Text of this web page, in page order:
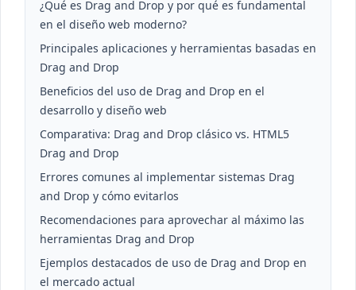
¿Qué es Drag and Drop y por qué es fundamental
en el diseño web moderno?
Principales aplicaciones y herramientas basadas en
Drag and Drop
Beneficios del uso de Drag and Drop en el
desarrollo y diseño web
Comparativa: Drag and Drop clásico vs. HTML5
Drag and Drop
Errores comunes al implementar sistemas Drag
and Drop y cómo evitarlos
Recomendaciones para aprovechar al máximo las
herramientas Drag and Drop
Ejemplos destacados de uso de Drag and Drop en
el mercado actual